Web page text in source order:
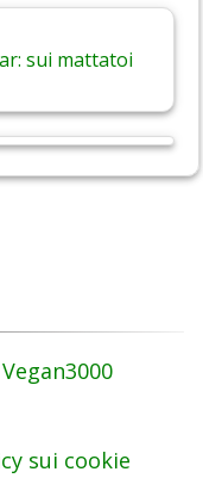
sui mattatoi
sui cookie